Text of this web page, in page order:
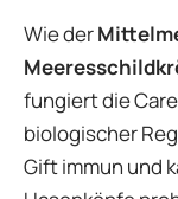
Wie der
fungiert die
biologischer
Gift immun und